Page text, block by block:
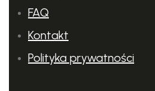
FAQ
Kontakt
Polityka prywatności